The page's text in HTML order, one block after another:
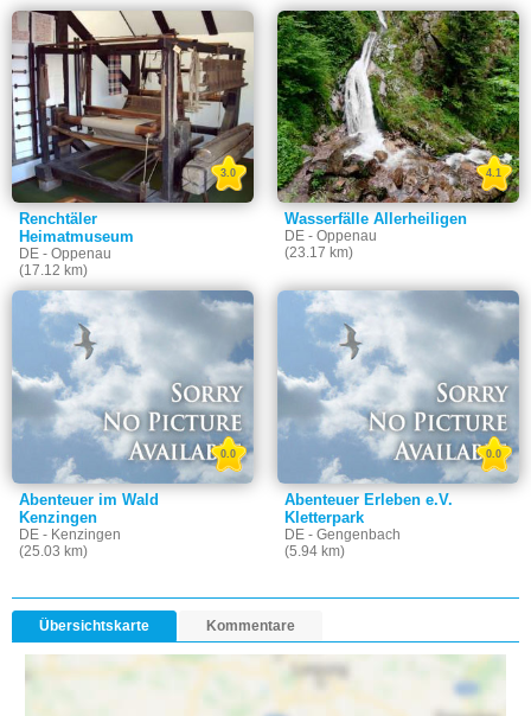
Renchtäler
Heimatmuseum
DE - Oppenau
(17.12 km)
3.0
Wasserfälle Allerheiligen
DE - Oppenau
(23.17 km)
4.1
Abenteuer im Wald
Kenzingen
DE - Kenzingen
(25.03 km)
0.0
Abenteuer Erleben e.V.
Kletterpark
DE - Gengenbach
(5.94 km)
0.0
Übersichtskarte Kommentare